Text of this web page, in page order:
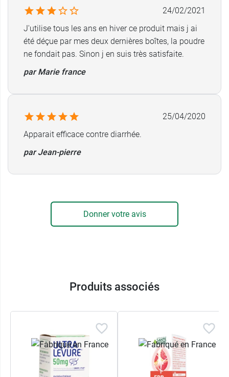
24/02/2021
J'utilise tous les ans en hiver ce produit mais j ai
été déçue par mes deux dernières boîtes, la poudre
ne fondait pas. Sinon j en suis très satisfaite.
par Marie france
25/04/2020
Apparait efficace contre diarrhée.
par Jean-pierre
Donner votre avis
Produits associés